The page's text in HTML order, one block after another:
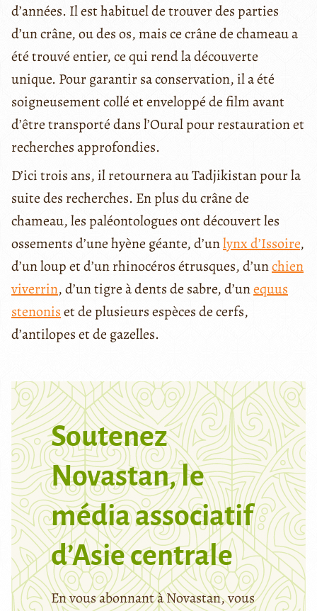
d’années. Il est habituel de trouver des parties
d’un crâne, ou des os, mais ce crâne de chameau a
été trouvé entier, ce qui rend la découverte
unique. Pour garantir sa conservation, il a été
soigneusement collé et enveloppé de film avant
d’être transporté dans l’Oural pour restauration et
recherches approfondies.
D’ici trois ans, il retournera au Tadjikistan pour la
suite des recherches. En plus du crâne de
chameau, les paléontologues ont découvert les
ossements d’une hyène géante, d’unlynx d’Issoire,
d’un loup et d’un rhinocéros étrusques, d’unchien
viverrin, d’un tigre à dents de sabre, d’unequus
stenoniset de plusieurs espèces de cerfs,
d’antilopes et de gazelles.
Soutenez
Novastan, le
média associatif
d’Asie centrale
En vous abonnant à Novastan, vous